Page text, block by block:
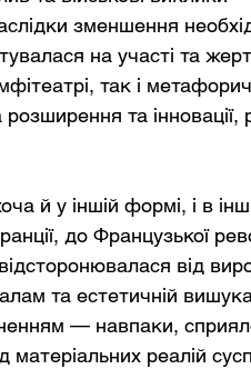
зменшення
на участі та
так і
та інновації,
й у іншій формі, і в
до Французької
від
та естетичній
— навпаки,
матеріальних реалій